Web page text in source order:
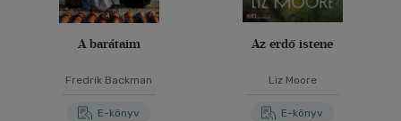
A barátaim
Fredrik Backman
E-könyv
Az erdő istene
Liz Moore
E-könyv